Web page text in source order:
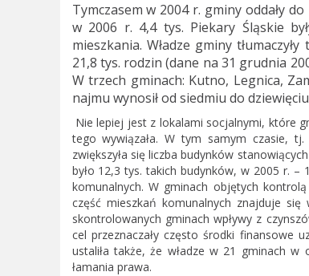
Tymczasem w 2004 r. gminy oddały
w 2006 r. 4,4 tys. Piekary Śląskie
mieszkania. Władze gminy
21,8 tys. rodzin (dane na 31 grudnia
W trzech gminach: Kutno, Legnica,
najmu wynosił od siedmiu do
Nie lepiej jest z lokalami socjalnymi, które
tego wywiązała. W tym samym czasie,
zwiększyła się liczba budynków
było 12,3 tys. takich budynków, w 2005 r. –
komunalnych. W gminach objętych
część mieszkań komunalnych znajduje
skontrolowanych gminach wpływy z
cel przeznaczały często środki finansowe
ustaliła także, że władze w 21 gminach
łamania prawa.